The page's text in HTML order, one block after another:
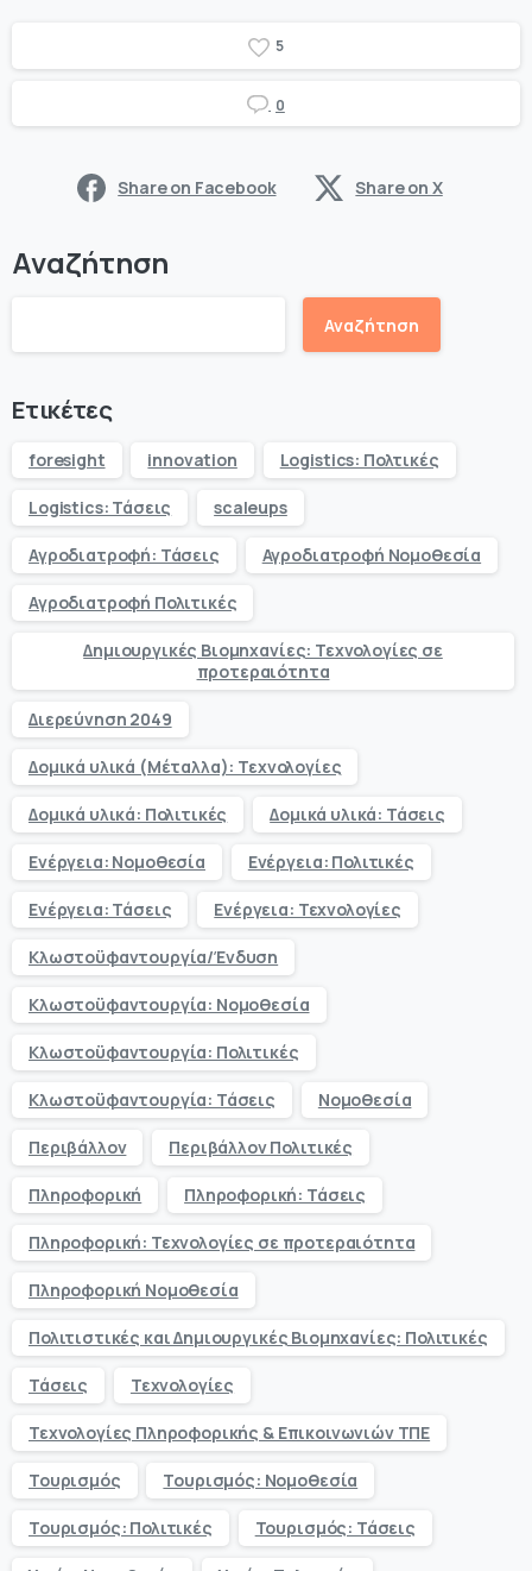
5
0
Share on Facebook Share on X
Αναζήτηση
Αναζήτηση
Ετικέτες
foresight innovation Logistics: Πολτικές
Logistics: Τάσεις scaleups
Αγροδιατροφή: Τάσεις Αγροδιατροφή Νομοθεσία
Αγροδιατροφή Πολιτικές
Δημιουργικές Βιομηχανίες: Τεχνολογίες σε
προτεραιότητα
Διερεύνηση 2049
Δομικά υλικά (Μέταλλα): Τεχνολογίες
Δομικά υλικά: Πολιτικές Δομικά υλικά: Τάσεις
Ενέργεια: Νομοθεσία Ενέργεια: Πολιτικές
Ενέργεια: Τάσεις Ενέργεια: Τεχνολογίες
Κλωστοϋφαντουργία/Ένδυση
Κλωστοϋφαντουργία: Νομοθεσία
Κλωστοϋφαντουργία: Πολιτικές
Κλωστοϋφαντουργία: Τάσεις Νομοθεσία
Περιβάλλον Περιβάλλον Πολιτικές
Πληροφορική Πληροφορική: Τάσεις
Πληροφορική: Τεχνολογίες σε προτεραιότητα
Πληροφορική Νομοθεσία
Πολιτιστικές και Δημιουργικές Βιομηχανίες: Πολιτικές
Τάσεις Τεχνολογίες
Τεχνολογίες Πληροφορικής & Επικοινωνιών ΤΠΕ
Τουρισμός Τουρισμός: Νομοθεσία
Τουρισμός: Πολιτικές Τουρισμός: Τάσεις